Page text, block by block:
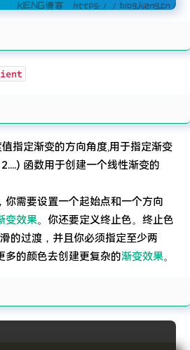
指定渐变的方向角度,用于指定渐变
函数用于创建一个线性渐变的
你需要设置一个起始点和一个方向
变效果。你还要定义终止色。终止色
的过渡，并且你必须指定至少两
多的颜色去创建更复杂的渐变效果。